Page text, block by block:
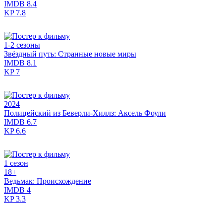
IMDB 8.4
KP7.8
1-2 сезоны
Звёздный путь: Странные новые миры
IMDB 8.1
KP7
2024
Полицейский из Беверли-Хиллз: Аксель Фоули
IMDB 6.7
KP6.6
1 сезон
18+
Ведьмак: Происхождение
IMDB 4
KP3.3